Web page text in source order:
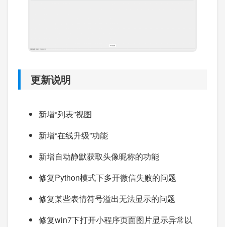
更新说明
新增“列表”视图
新增“在线升级”功能
新增自动静默获取头像昵称的功能
修复Python模式下多开微信失败的问题
修复某些表情符号溢出无法显示的问题
修复win7下打开小程序页面图片显示异常以